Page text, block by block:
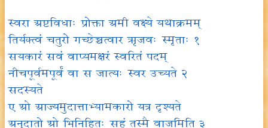
स्वरा अष्टविधाः प्रोक्ता अमी वक्ष्ये यथाक्रमम्
तिर्यक्त्वं चतुरो गच्छेच्चत्वार ऋजवः स्मृताः १
सयकारं सवं वाप्यमक्षरं स्वरितं पदम्
नीचपूर्वमपूर्वं वा स जात्यः स्वर उच्यते २
सदस्यते
ए ओ आज्यमुदात्ताभ्यामकारो यत्र दृश्यते
अनुदातो ओ भिनिहितः सहं तस्मै वाजमिति ३